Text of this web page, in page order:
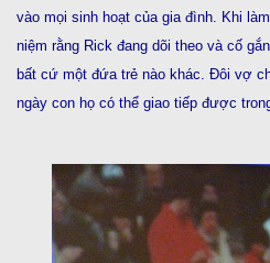
vào mọi sinh hoạt của gia đình. Khi
niệm rằng Rick đang dõi theo và cố
bất cứ một đứa trẻ nào khác. Đôi vợ
ngày con họ có thể giao tiếp được